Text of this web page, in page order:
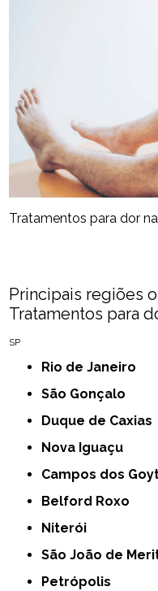
Tratamentos para dor
Principais regiões
Tratamentos para
SP
Rio de Janeiro
São Gonçalo
Duque de Caxias
Nova Iguaçu
Campos dos
Belford Roxo
Niterói
São João de
Petrópolis